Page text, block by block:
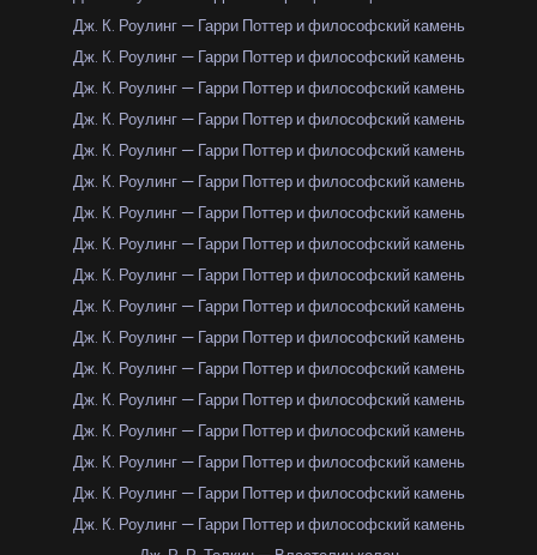
Дж. К. Роулинг — Гарри Поттер и философский камень
Дж. К. Роулинг — Гарри Поттер и философский камень
Дж. К. Роулинг — Гарри Поттер и философский камень
Дж. К. Роулинг — Гарри Поттер и философский камень
Дж. К. Роулинг — Гарри Поттер и философский камень
Дж. К. Роулинг — Гарри Поттер и философский камень
Дж. К. Роулинг — Гарри Поттер и философский камень
Дж. К. Роулинг — Гарри Поттер и философский камень
Дж. К. Роулинг — Гарри Поттер и философский камень
Дж. К. Роулинг — Гарри Поттер и философский камень
Дж. К. Роулинг — Гарри Поттер и философский камень
Дж. К. Роулинг — Гарри Поттер и философский камень
Дж. К. Роулинг — Гарри Поттер и философский камень
Дж. К. Роулинг — Гарри Поттер и философский камень
Дж. К. Роулинг — Гарри Поттер и философский камень
Дж. К. Роулинг — Гарри Поттер и философский камень
Дж. К. Роулинг — Гарри Поттер и философский камень